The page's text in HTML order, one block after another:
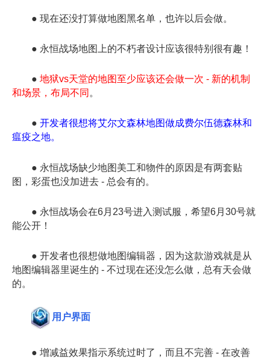
● 现在还没打算做地图黑名单，也许以后会做。
● 永恒战场地图上的不朽者设计应该很特别很有趣！
● 地狱vs天堂的地图至少应该还会做一次 - 新的机制
和场景，布局不同 。
● 开发者很想将艾尔文森林地图做成费尔伍德森林和
瘟疫之地。
● 永恒战场缺少地图美工和物件的原因是有两套贴
图，彩蛋也没加进去 - 总会有的。
● 永恒战场会在6月23号进入测试服，希望6月30号就
能公开！
● 开发者也很想做地图编辑器，因为这款游戏就是从
地图编辑器里诞生的 - 不过现在还没怎么做，总有天会做
的。
用户界面
● 增减益效果指示系统过时了，而且不完善 - 在改善